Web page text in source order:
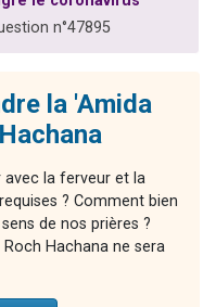
n°47895
la 'Amida
la ferveur et la
? Comment bien
de nos prières ?
Hachana ne sera